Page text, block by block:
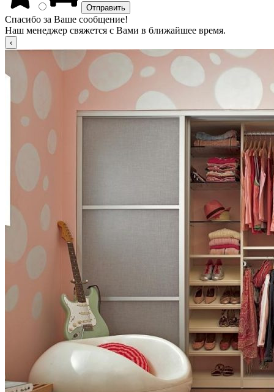
Спасибо за Ваше сообщение!
Наш менеджер свяжется с Вами в ближайшее время.